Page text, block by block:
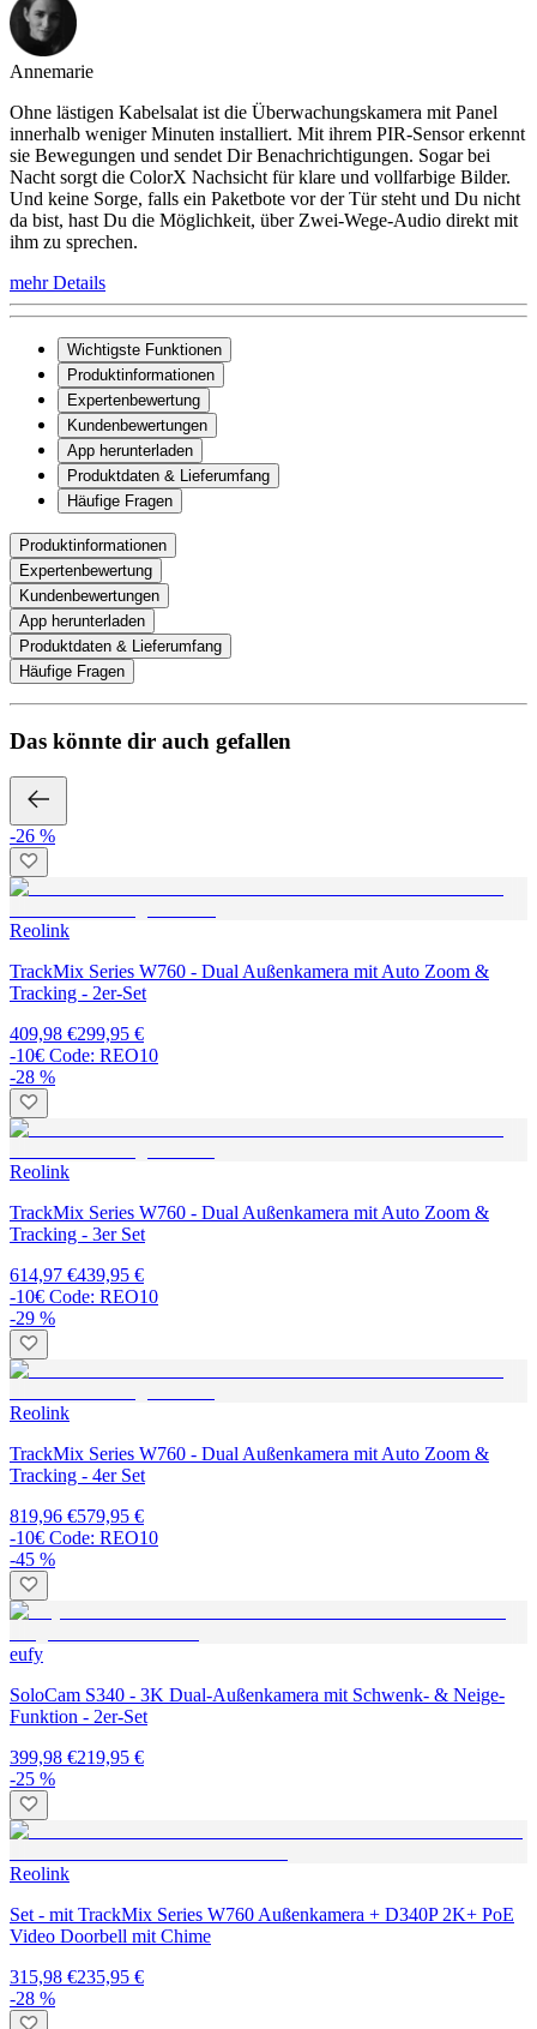
Annemarie
Ohne lästigen Kabelsalat ist die Überwachungskamera mit Panel
innerhalb weniger Minuten installiert. Mit ihrem PIR-Sensor erkennt
sie Bewegungen und sendet Dir Benachrichtigungen. Sogar bei
Nacht sorgt die ColorX Nachsicht für klare und vollfarbige Bilder.
Und keine Sorge, falls ein Paketbote vor der Tür steht und Du nicht
da bist, hast Du die Möglichkeit, über Zwei-Wege-Audio direkt mit
ihm zu sprechen.
mehr Details
Wichtigste Funktionen
Produktinformationen
Expertenbewertung
Kundenbewertungen
App herunterladen
Produktdaten & Lieferumfang
Häufige Fragen
Produktinformationen
Expertenbewertung
Kundenbewertungen
App herunterladen
Produktdaten & Lieferumfang
Häufige Fragen
Das könnte dir auch gefallen
-26 %
Reolink
TrackMix Series W760 - Dual Außenkamera mit Auto Zoom &
Tracking - 2er-Set
409,98 €299,95 €
-10€ Code: REO10
-28 %
Reolink
TrackMix Series W760 - Dual Außenkamera mit Auto Zoom &
Tracking - 3er Set
614,97 €439,95 €
-10€ Code: REO10
-29 %
Reolink
TrackMix Series W760 - Dual Außenkamera mit Auto Zoom &
Tracking - 4er Set
819,96 €579,95 €
-10€ Code: REO10
-45 %
eufy
SoloCam S340 - 3K Dual-Außenkamera mit Schwenk- & Neige-
Funktion - 2er-Set
399,98 €219,95 €
-25 %
Reolink
Set - mit TrackMix Series W760 Außenkamera + D340P 2K+ PoE
Video Doorbell mit Chime
315,98 €235,95 €
-28 %